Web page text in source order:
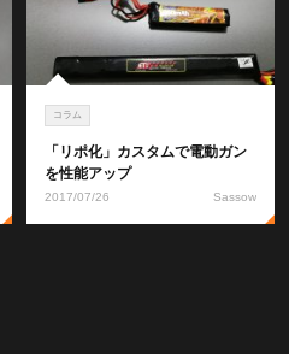
コラム
「リポ化」カスタムで電動ガン
を性能アップ
2017/07/26 Sassow